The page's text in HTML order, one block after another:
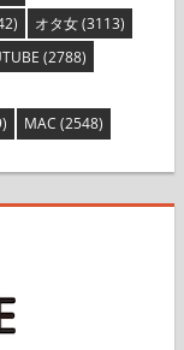
オタ女(3113)
(2788)
MAC (2548)